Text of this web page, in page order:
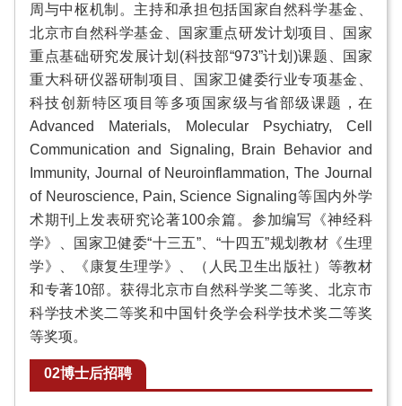
周与中枢机制。主持和承担包括国家自然科学基金、
北京市自然科学基金、国家重点研发计划项目、国家
重点基础研究发展计划(科技部“973”计划)课题、国家
重大科研仪器研制项目、国家卫健委行业专项基金、
科技创新特区项目等多项国家级与省部级课题，在
Advanced Materials, Molecular Psychiatry, Cell
Communication and Signaling, Brain Behavior and
Immunity, Journal of Neuroinflammation, The Journal
of Neuroscience, Pain, Science Signaling等国内外学
术期刊上发表研究论著100余篇。参加编写《神经科
学》、国家卫健委“十三五”、“十四五”规划教材《生理
学》、《康复生理学》、（人民卫生出版社）等教材
和专著10部。获得北京市自然科学奖二等奖、北京市
科学技术奖二等奖和中国针灸学会科学技术奖二等奖
等奖项。
02博士后招聘